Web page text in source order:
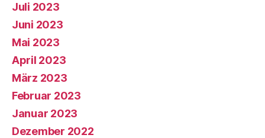
Juli 2023
Juni 2023
Mai 2023
April 2023
März 2023
Februar 2023
Januar 2023
Dezember 2022